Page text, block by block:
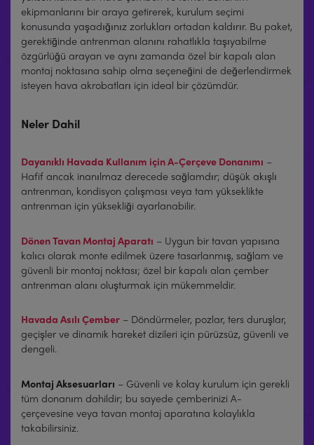
ekipmanlarını bir araya getirerek, kurulum seçimi
konusunda yaşadığınız zorlukları ortadan kaldırır. Bu paket,
gerektiğinde antrenman alanını rahatlıkla taşıyabilme
özgürlüğü arayan ve aynı zamanda özel bir kapalı alan
montaj noktasına sahip olma seçeneğini de değerlendirmek
isteyen hava akrobatları için ideal bir çözümdür.
Neler Dahil
Dayanıklı Havada Kullanım için A-Çerçeve Donanımı –
Hafif ancak inanılmaz derecede sağlamdır; düşük akışlı
antrenman, kondisyon çalışması veya tam yükseklikte
antrenman için yüksekliği ayarlanabilir.
Dönen Tavan Montaj Aparatı – Uygun bir tavan yapısına
kalıcı olarak monte edilmek üzere tasarlanmış, sağlam ve
güvenli bir montaj noktası; özel bir kapalı alan çember
antrenman alanı oluşturmak için mükemmeldir.
Havada Asılı Çember – Döndürmeler, pozlar, ters duruşlar,
geçişler ve dinamik hareket dizileri için pürüzsüz, güvenli ve
dengeli.
Montaj Aksesuarları – Güvenli ve kolay kurulum için gerekli
tüm donanım dahildir; bu sayede çemberinizi A-
çerçevesine veya tavan montaj aparatına kolaylıkla
takabilirsiniz.